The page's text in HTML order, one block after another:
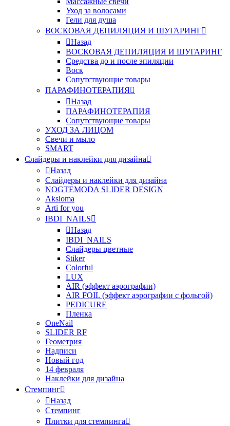
Уход за волосами
Гели для душа
ВОСКОВАЯ ДЕПИЛЯЦИЯ И ШУГАРИНГ
Назад
ВОСКОВАЯ ДЕПИЛЯЦИЯ И ШУГАРИНГ
Средства до и после эпиляции
Воск
Сопутствующие товары
ПАРАФИНОТЕРАПИЯ
Назад
ПАРАФИНОТЕРАПИЯ
Сопутствующие товары
УХОД ЗА ЛИЦОМ
Свечи и мыло
SMART
Слайдеры и наклейки для дизайна
Назад
Слайдеры и наклейки для дизайна
NOGTEMODA SLIDER DESIGN
Aksioma
Arti for you
IBDI_NAILS
Назад
IBDI_NAILS
Слайдеры цветные
Stiker
Colorful
LUX
AIR (эффект аэрографии)
AIR FOIL (эффект аэрографии с фольгой)
PEDICURE
Пленка
OneNail
SLIDER RF
Геометрия
Надписи
Новый год
14 февраля
Наклейки для дизайна
Стемпинг
Назад
Стемпинг
Плитки для стемпинга